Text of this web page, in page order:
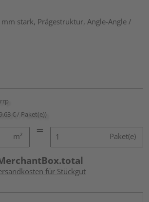
stark, Prägestruktur, Angle-Angle /
€ / Paket(e))
m² Paket(e)
für Stückgut